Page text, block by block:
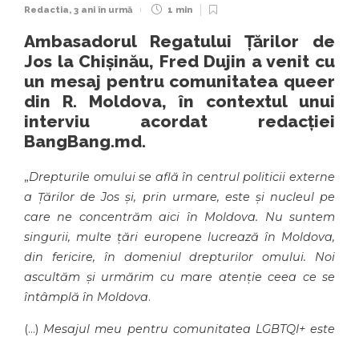
Redactia, 3 ani în urmă 1 min
Ambasadorul Regatului Țărilor de
Jos la Chișinău, Fred Dujin a venit cu
un mesaj pentru comunitatea queer
din R. Moldova, în contextul unui
interviu acordat redacției
BangBang.md.
„Drepturile omului se află în centrul politicii externe
a Țărilor de Jos și, prin urmare, este și nucleul pe
care ne concentrăm aici în Moldova. Nu suntem
singurii, multe țări europene lucrează în Moldova,
din fericire, în domeniul drepturilor omului. Noi
ascultăm și urmărim cu mare atenție ceea ce se
întâmplă în Moldova.
(…) Mesajul meu pentru comunitatea LGBTQI+ este